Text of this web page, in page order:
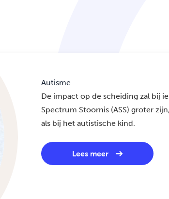
Autisme
De impact op de scheiding zal bij
Spectrum Stoornis (ASS) groter
als bij het autistische kind.
Lees meer